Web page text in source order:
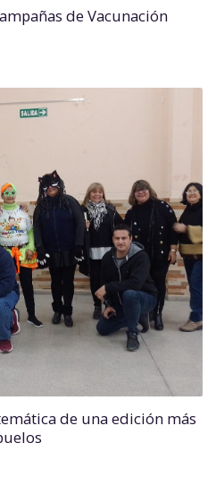
de Vacunación
de una edición más